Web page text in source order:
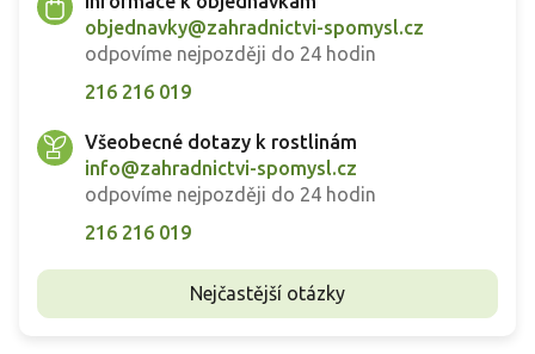
objednavky@zahradnictvi-spomysl.cz
odpovíme nejpozději do 24 hodin
216 216 019
Všeobecné dotazy k rostlinám
info@zahradnictvi-spomysl.cz
odpovíme nejpozději do 24 hodin
216 216 019
Nejčastější otázky